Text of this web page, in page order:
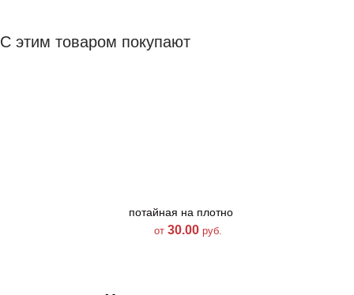
С этим товаром покупают
потайная на плотной
тесьме цвет 055
от 30.00 руб.